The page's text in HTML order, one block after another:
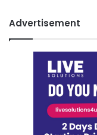
Advertisement